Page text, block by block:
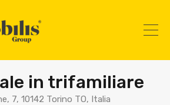
in trifamiliare
7, 10142 Torino TO, Italia